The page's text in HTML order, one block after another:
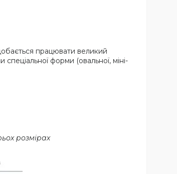
працювати великий
спеціальної форми (овальної, міні-
розмірах